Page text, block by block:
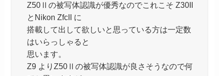
Z50Ⅱの被写体認識が優秀なのでこれこそ Z30II
とNikon ZfcII に
搭載して出して欲しいと思っている方は一定数
はいらっしゃると
思います。
Z9 よりZ50Ⅱの被写体認識が良さそうなので何